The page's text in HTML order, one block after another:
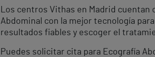
Los centros Vithas en Madrid cuentan
Abdominal con la mejor tecnología
resultados fiables y escoger el
Puedes solicitar cita para Ecografía